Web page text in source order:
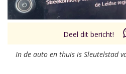
Deel dit bericht!
In de auto en thuis is Sleutelstad